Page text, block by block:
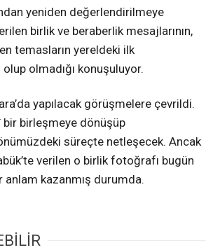
yeniden değerlendirilmeye
birlik ve beraberlik mesajlarının,
temasların yereldeki ilk
olmadığı konuşuluyor.
yapılacak görüşmelere çevrildi.
bir birleşmeye dönüşüp
süreçte netleşecek. Ancak
verilen o birlik fotoğrafı bugün
anlam kazanmış durumda.